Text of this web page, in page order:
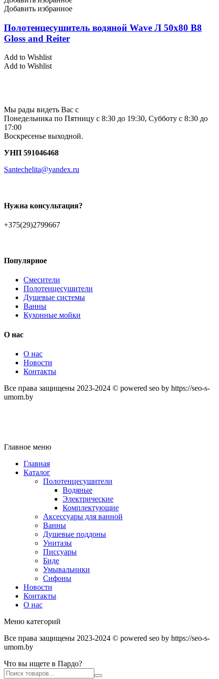
Добавить избранное
Полотенцесушитель водяной Wave Л 50х80 В8
Gloss and Reiter
Add to Wishlist
Add to Wishlist
Мы рады видеть Вас с
Понедельника по Пятницу с 8:30 до 19:30, Субботу с 8:30 до
17:00
Воскресенье выходной.
УНП 591046468
Santechelita@yandex.ru
Нужна консультация?
+375(29)2799667
Популярное
Смесители
Полотенцесушители
Душевые системы
Ванны
Кухонные мойки
О нас
О нас
Новости
Контакты
Все права защищены 2023-2024 © powered seo by https://seo-s-
umom.by
Главное меню
Главная
Каталог
Полотенцесушители
Водяные
Электрические
Комплектующие
Аксессуары для ванной
Ванны
Душевые поддоны
Унитазы
Писсуары
Биде
Умывальники
Сифоны
Новости
Контакты
О нас
Меню категорий
Все права защищены 2023-2024 © powered seo by https://seo-s-
umom.by
Что вы ищете в Пардо?